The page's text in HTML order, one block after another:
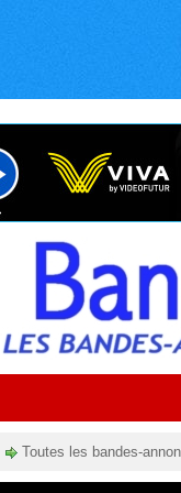
Toutes les bandes-